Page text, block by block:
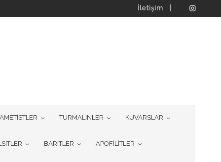
İletişim
AMETİSTLER TURMALİNLER KUVARSLAR
BARİTLER APOFİLİTLER